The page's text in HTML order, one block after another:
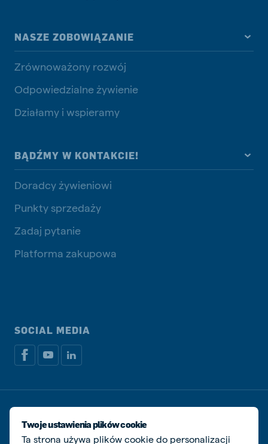
NASZE ZOBOWIĄZANIE
Zrównoważony rozwój
Odpowiedzialne żywienie
Działamy i wspieramy
BĄDŹMY W KONTAKCIE!
Doradcy żywieniowi
Punkty sprzedaży
Zadaj pytanie
Platforma zakupowa
SOCIAL MEDIA
Polityka prywatności i plików cookie
Zarządzaj ciasteczkami
Twoje ustawienia plików cookie
Ta strona używa plików cookie do personalizacji